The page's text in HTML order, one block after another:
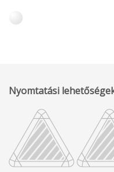
Nyomtatási